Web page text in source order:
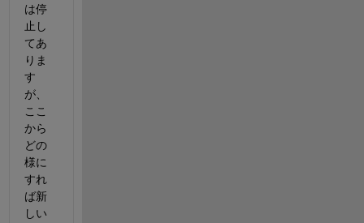
は停
止し
てあ
りま
す
が、
ここ
から
どの
様に
すれ
ば新
しい